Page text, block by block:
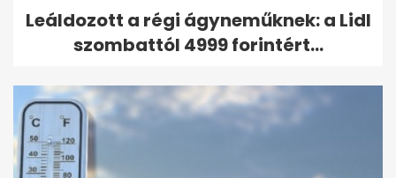
Leáldozott a régi ágyneműknek: a Lidl
szombattól 4999 forintért...